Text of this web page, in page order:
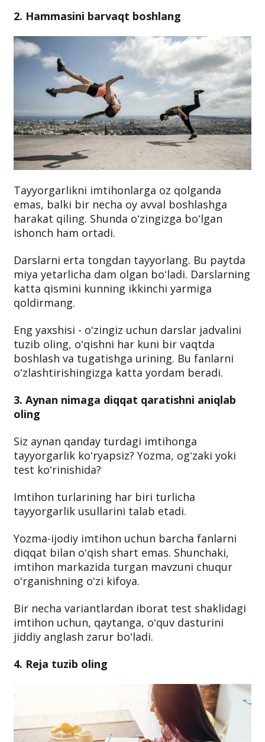
2. Hammasini barvaqt boshlang
Tayyorgarlikni imtihonlarga oz qolganda
emas, balki bir necha oy avval boshlashga
harakat qiling. Shunda oʻzingizga boʻlgan
ishonch ham ortadi.
Darslarni erta tongdan tayyorlang. Bu paytda
miya yetarlicha dam olgan boʻladi. Darslarning
katta qismini kunning ikkinchi yarmiga
qoldirmang.
Eng yaxshisi - oʻzingiz uchun darslar jadvalini
tuzib oling, oʻqishni har kuni bir vaqtda
boshlash va tugatishga urining. Bu fanlarni
oʻzlashtirishingizga katta yordam beradi.
3. Aynan nimaga diqqat qaratishni aniqlab
oling
Siz aynan qanday turdagi imtihonga
tayyorgarlik koʻryapsiz? Yozma, ogʻzaki yoki
test koʻrinishida?
Imtihon turlarining har biri turlicha
tayyorgarlik usullarini talab etadi.
Yozma-ijodiy imtihon uchun barcha fanlarni
diqqat bilan oʻqish shart emas. Shunchaki,
imtihon markazida turgan mavzuni chuqur
oʻrganishning oʻzi kifoya.
Bir necha variantlardan iborat test shaklidagi
imtihon uchun, qaytanga, oʻquv dasturini
jiddiy anglash zarur boʻladi.
4. Reja tuzib oling